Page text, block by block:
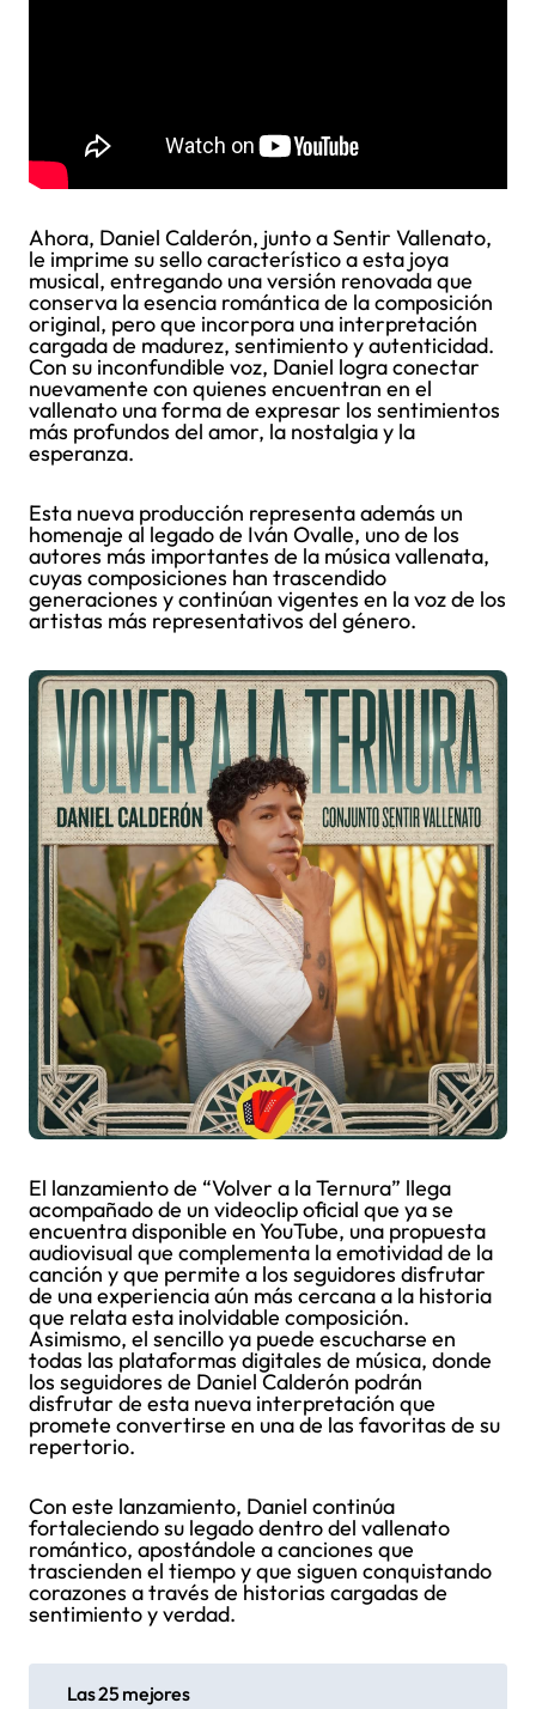
Ahora, Daniel Calderón, junto a Sentir Vallenato,
le imprime su sello característico a esta joya
musical, entregando una versión renovada que
conserva la esencia romántica de la composición
original, pero que incorpora una interpretación
cargada de madurez, sentimiento y autenticidad.
Con su inconfundible voz, Daniel logra conectar
nuevamente con quienes encuentran en el
vallenato una forma de expresar los sentimientos
más profundos del amor, la nostalgia y la
esperanza.
Esta nueva producción representa además un
homenaje al legado de Iván Ovalle, uno de los
autores más importantes de la música vallenata,
cuyas composiciones han trascendido
generaciones y continúan vigentes en la voz de los
artistas más representativos del género.
El lanzamiento de “Volver a la Ternura” llega
acompañado de un videoclip oficial que ya se
encuentra disponible en YouTube, una propuesta
audiovisual que complementa la emotividad de la
canción y que permite a los seguidores disfrutar
de una experiencia aún más cercana a la historia
que relata esta inolvidable composición.
Asimismo, el sencillo ya puede escucharse en
todas las plataformas digitales de música, donde
los seguidores de Daniel Calderón podrán
disfrutar de esta nueva interpretación que
promete convertirse en una de las favoritas de su
repertorio.
Con este lanzamiento, Daniel continúa
fortaleciendo su legado dentro del vallenato
romántico, apostándole a canciones que
trascienden el tiempo y que siguen conquistando
corazones a través de historias cargadas de
sentimiento y verdad.
Las 25 mejores